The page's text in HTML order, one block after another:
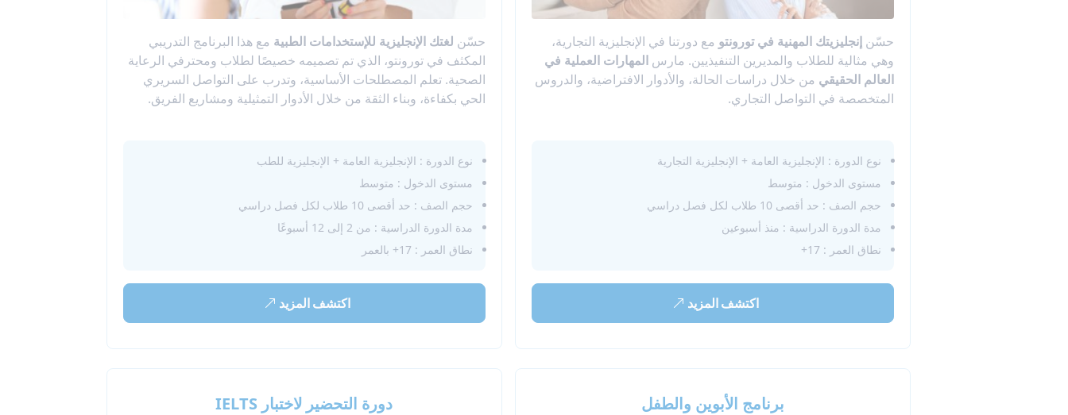
حسّنإنجليزيتك المهنية في تورونتو مع دورتنا في الإنجليزية التجارية،
وهي مثالية للطلاب والمديرين التنفيذيين. مارسالمهارات العملية في
العالم الحقيقي من خلال دراسات الحالة، والأدوار الافتراضية، والدروس
المتخصصة في التواصل التجاري.
نوع الدورة : الإنجليزية العامة + الإنجليزية التجارية
مستوى الدخول : متوسط
حجم الصف : حد أقصى 10 طلاب لكل فصل دراسي
مدة الدورة الدراسية : منذ أسبوعين
نطاق العمر : 17+
اكتشف المزيد
حسّن لغتك الإنجليزية للإستخدامات الطبية مع هذا البرنامج التدريبي
المكثف في تورونتو، الذي تم تصميمه خصيصًا لطلاب ومحترفي الرعاية
الصحية. تعلم المصطلحات الأساسية، وتدرب على التواصل السريري
الحي بكفاءة، وبناء الثقة من خلال الأدوار التمثيلية ومشاريع الفريق.
نوع الدورة : الإنجليزية العامة + الإنجليزية للطب
مستوى الدخول : متوسط
حجم الصف : حد أقصى 10 طلاب لكل فصل دراسي
مدة الدورة الدراسية : من 2 إلى 12 أسبوعًا
نطاق العمر : 17+ بالعمر
اكتشف المزيد
برنامج الأبوين والطفل دورة التحضير لاختبار IELTS